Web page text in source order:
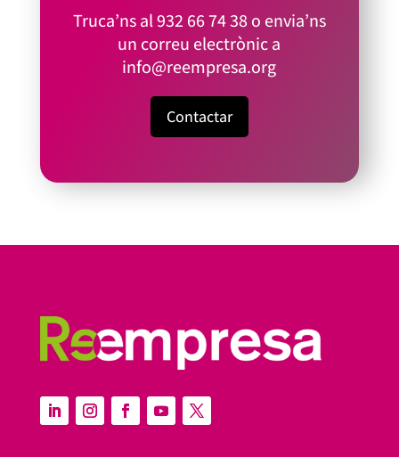
Truca’ns al932 66 74 38o envia’ns
un correu electrònic a
info@reempresa.org
Contactar